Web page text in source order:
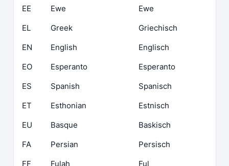
EE
Ewe
Ewe
EL
Greek
Griechisch
EN
English
Englisch
EO
Esperanto
Esperanto
ES
Spanish
Spanisch
ET
Esthonian
Estnisch
EU
Basque
Baskisch
FA
Persian
Persisch
FF
Fulah
Ful